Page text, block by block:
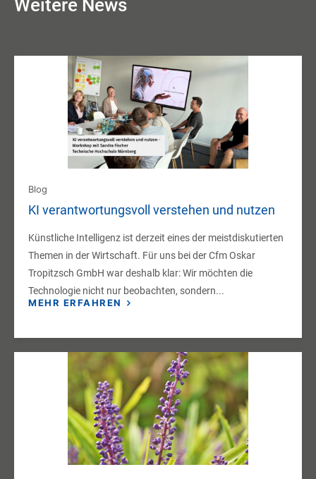
Weitere News
Blog
KI verantwortungsvoll verstehen und nutzen
Künstliche Intelligenz ist derzeit eines der meistdiskutierten
Themen in der Wirtschaft. Für uns bei der Cfm Oskar
Tropitzsch GmbH war deshalb klar: Wir möchten die
Technologie nicht nur beobachten, sondern...
MEHR ERFAHREN